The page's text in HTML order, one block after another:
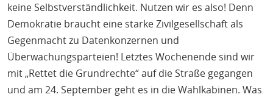
keine Selbstverständlichkeit. Nutzen wir es also! Denn
Demokratie braucht eine starke Zivilgesellschaft als
Gegenmacht zu Datenkonzernen und
Überwachungsparteien! Letztes Wochenende sind wir
mit „Rettet die Grundrechte“ auf die Straße gegangen
und am 24. September geht es in die Wahlkabinen. Was